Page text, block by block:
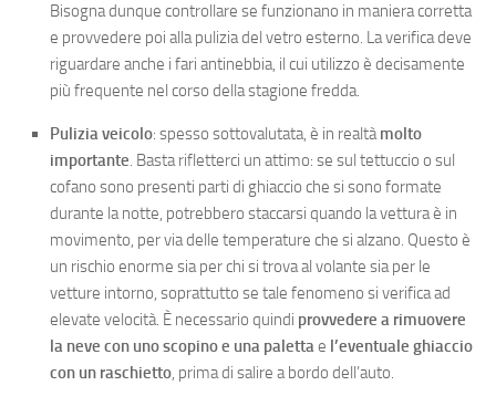
Bisogna dunque controllare se funzionano in maniera corretta
e provvedere poi alla pulizia del vetro esterno. La verifica deve
riguardare anche i fari antinebbia, il cui utilizzo è decisamente
più frequente nel corso della stagione fredda.
Pulizia veicolo: spesso sottovalutata, è in realtàmolto
importante. Basta rifletterci un attimo: se sul tettuccio o sul
cofano sono presenti parti di ghiaccio che si sono formate
durante la notte, potrebbero staccarsi quando la vettura è in
movimento, per via delle temperature che si alzano. Questo è
un rischio enorme sia per chi si trova al volante sia per le
vetture intorno, soprattutto se tale fenomeno si verifica ad
elevate velocità. È necessario quindi provvedere a rimuovere
la neve con uno scopino e una palettae l’eventuale ghiaccio
con un raschietto, prima di salire a bordo dell’auto.